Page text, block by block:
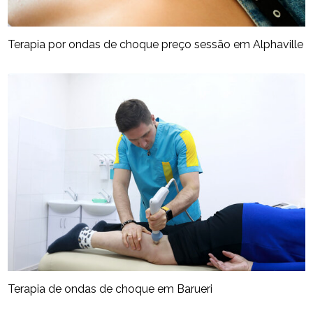
Terapia por ondas de choque preço sessão em Alphaville
Terapia de ondas de choque em Barueri